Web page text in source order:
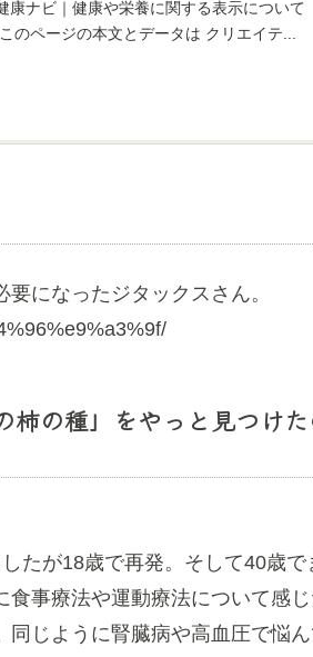
ビ｜健康や栄養に関する表示について （外部サ
イトにリンクします） このページの本文とデータは クリエイテ...
になったジタックスさん。
の種」をやっと見つけ
たが18歳で再発。そして40歳で
事療法や運動療法について感
じように腎臓病や高血圧で悩